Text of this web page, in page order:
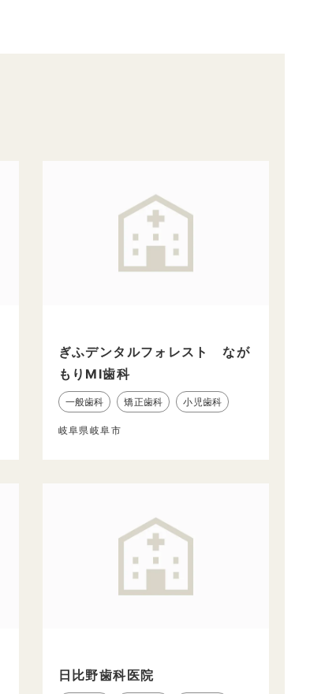
ぎふデンタルフォレスト なが
もりMI歯科
一般歯科 矯正歯科 小児歯科
岐阜県岐阜市
日比野歯科医院